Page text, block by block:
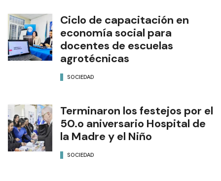
Ciclo de capacitación en
economía social para
docentes de escuelas
agrotécnicas
SOCIEDAD
Terminaron los festejos por el
50.o aniversario Hospital de
la Madre y el Niño
SOCIEDAD